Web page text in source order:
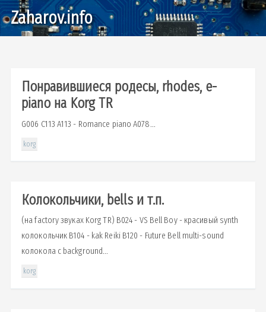
Zaharov.info
Понравившиеся родесы, rhodes, e-
piano на Korg TR
G006 C113 A113 - Romance piano A078...
korg
Колокольчики, bells и т.п.
(на factory звуках Korg TR) B024 - VS Bell Boy - красивый synth
колокольчик B104 - kak Reiki B120 - Future Bell multi-sound
колокола с background...
korg